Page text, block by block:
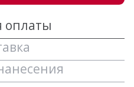
оплаты